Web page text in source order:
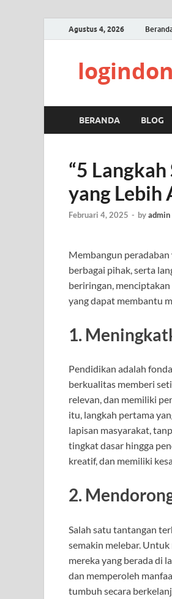
Agustus 4, 2026
BERANDA BLOG
“5
yang Lebih
Februari 4, 2025 - byadmin
Membangun
berbagai pihak, serta
beriringan,
yang dapat membantu
1.
Pendidikan adalah
berkualitas memberi
relevan, dan memiliki
itu, langkah pertama
lapisan masyarakat,
tingkat dasar hingga
kreatif, dan memiliki
2.
Salah satu tantangan
semakin melebar.
mereka yang berada di
dan memperoleh
tumbuh secara